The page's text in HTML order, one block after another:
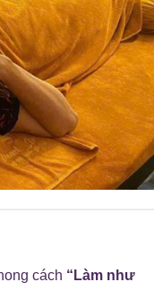
cách “Làm như